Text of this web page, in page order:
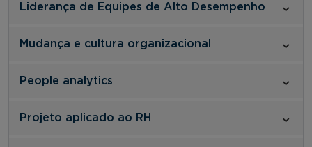
Liderança de Equipes de Alto Desempenho
Mudança e cultura organizacional
People analytics
Projeto aplicado ao RH